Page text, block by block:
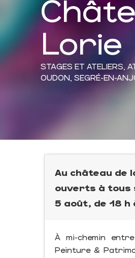
Lorie
STAGES ET ATELIERS,
OUDON, SEGRÉ-EN-
Au château de
ouverts à tous
5 août, de 18 h
À mi-chemin
Peinture &